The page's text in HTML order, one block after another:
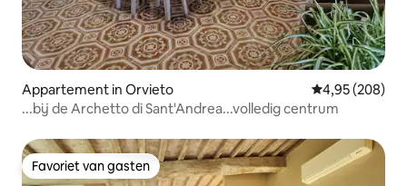
Appartement in Orvieto Gemiddelde
4,95 (208)
...bij de Archetto di Sant'Andrea...volledig centrum
Favoriet van gasten
Favoriet van gasten